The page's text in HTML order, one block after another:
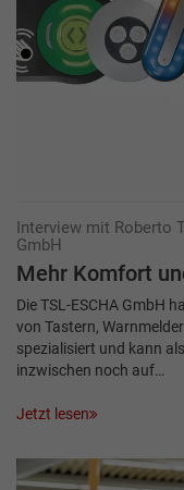
Interview mit Roberto
GmbH
Mehr Komfort
Die TSL-ESCHA GmbH
von Tastern,
spezialisiert und kann
inzwischen noch auf…
Jetzt lesen